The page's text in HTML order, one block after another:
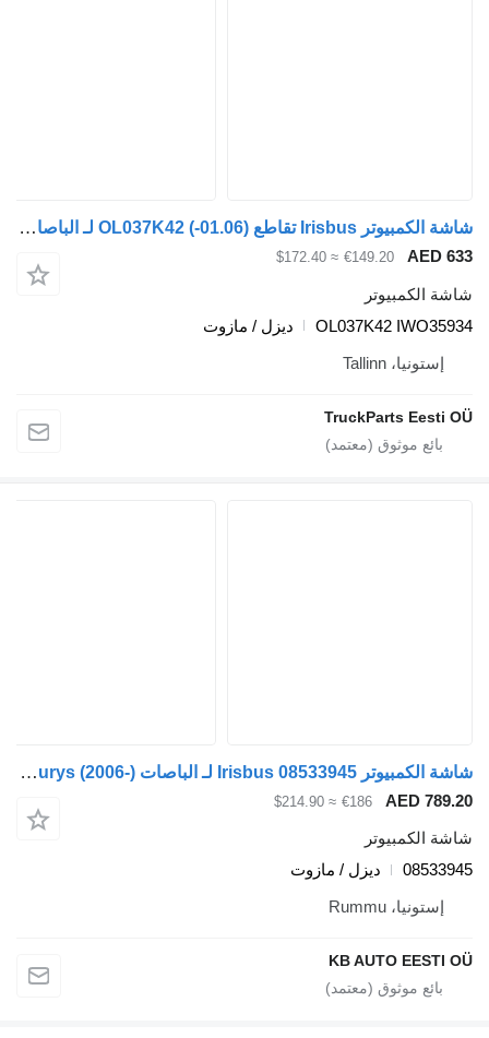
شاشة الكمبيوتر Irisbus تقاطع (01.06-) OL037K42 لـ الباصات Irisbus Arway, Crossway, Crealis, Magelys, Proway, Daily Tourys (2006-)
€149.20
≈ $172.40
OL037K42
ديزل / مازوت
TruckParts
شاشة الكمبيوتر Irisbus 08533945 لـ الباصات Irisbus Arway, Crossway, Crealis, Magelys, Proway, Daily Tourys (2006-)
€186
≈ $214.90
ديزل / مازوت
KB AUTO